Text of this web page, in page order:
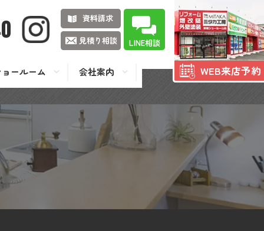
資料請求
見積り相談
LINE相談
WEB来店予約
ールーム 会社案内